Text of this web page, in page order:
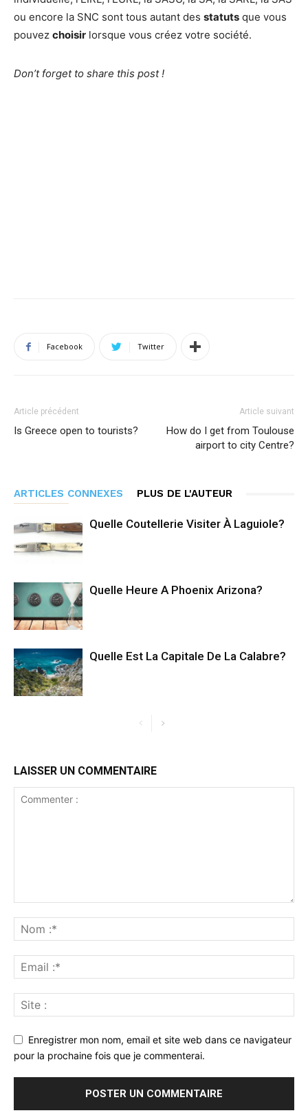
ou encore la SNC sont tous autant des statuts que vous
pouvez choisir lorsque vous créez votre société.
Don’t forget to share this post !
Facebook Twitter
Article précédent
Is Greece open to tourists?
Article suivant
How do I get from Toulouse
airport to city Centre?
ARTICLES CONNEXES PLUS DE L'AUTEUR
Quelle Coutellerie Visiter À Laguiole?
Quelle Heure A Phoenix Arizona?
Quelle Est La Capitale De La Calabre?
LAISSER UN COMMENTAIRE
Enregistrer mon nom, email et site web dans ce navigateur
pour la prochaine fois que je commenterai.